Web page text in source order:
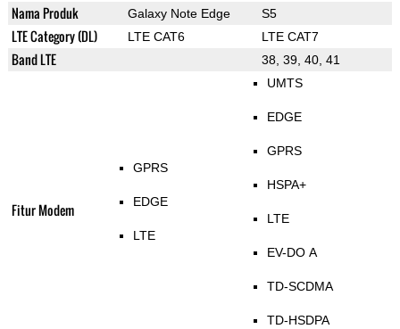
Nama Produk Galaxy Note Edge S5
LTE Category (DL) LTE CAT6 LTE CAT7
Band LTE 38, 39, 40, 41
Fitur Modem
GPRS
EDGE
LTE
UMTS
EDGE
GPRS
HSPA+
LTE
EV-DO A
TD-SCDMA
TD-HSDPA